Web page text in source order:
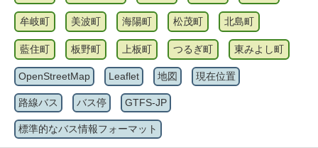
牟岐町 美波町 海陽町 松茂町 北島町
藍住町 板野町 上板町 つるぎ町 東みよし町
OpenStreetMap Leaflet 地図 現在位置
路線バス バス停 GTFS-JP
標準的なバス情報フォーマット